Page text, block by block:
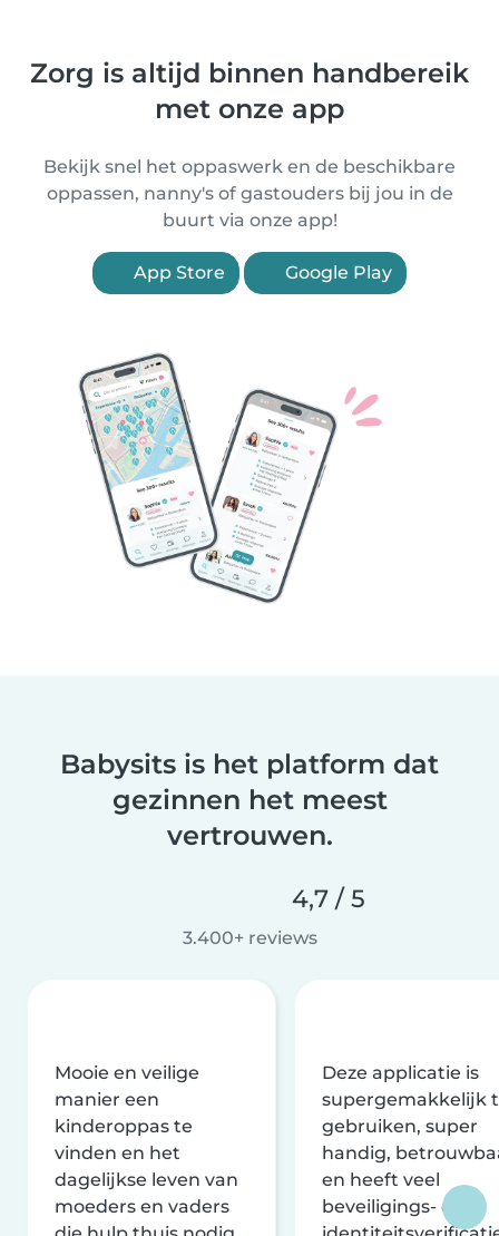
Zorg is altijd binnen handbereik
met onze app
Bekijk snel het oppaswerk en de beschikbare
oppassen, nanny's of gastouders bij jou in de
buurt via onze app!
App Store Google Play
Babysits is het platform dat
gezinnen het meest
vertrouwen.
4,7 / 5
3.400+ reviews
Mooie en veilige
manier een
kinderoppas te
vinden en het
dagelijkse leven van
moeders en vaders
Deze applicatie is
supergemakkelijk
gebruiken, super
handig,
en heeft veel
beveiligings- en